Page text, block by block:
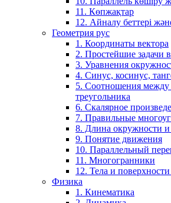
11. Көпжақтар
12. Айналу беттері
Геометрия рус
1. Координаты вектора
2. Простейшие задачи
3. Уравнения
4. Синус, косинус,
5. Соотношения между
треугольника
6. Скалярное
7. Правильные
8. Длина окружности и
9. Понятие движения
10. Параллельный
11. Многогранники
12. Тела и
Физика
1. Кинематика